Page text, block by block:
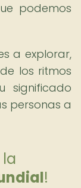
podemos
a explorar,
los ritmos
significado
personas a
!